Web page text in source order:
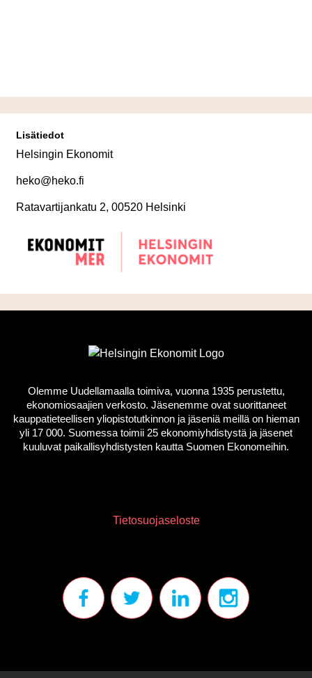
Lisätiedot
Helsingin Ekonomit
heko@heko.fi
Ratavartijankatu 2, 00520 Helsinki
Olemme Uudellamaalla toimiva, vuonna 1935 perustettu,
ekonomiosaajien verkosto. Jäsenemme ovat suorittaneet
kauppatieteellisen yliopistotutkinnon ja jäseniä meillä on hieman
yli 17 000. Suomessa toimii 25 ekonomiyhdistystä ja jäsenet
kuuluvat paikallisyhdistysten kautta Suomen Ekonomeihin.
Tietosuojaseloste